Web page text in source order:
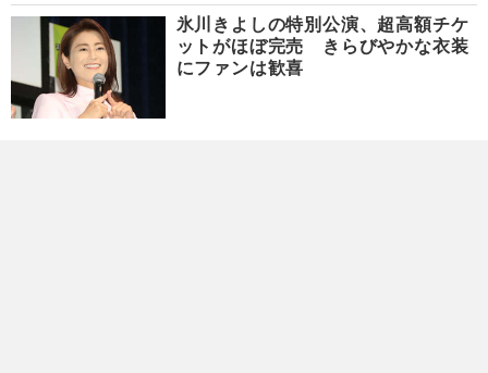
氷川きよしの特別公演、超高額チケ
ットがほぼ完売 きらびやかな衣装
にファンは歓喜